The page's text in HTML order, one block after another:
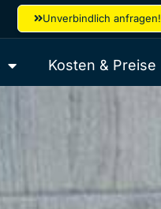
Unverbindlich anfragen!
Kosten & Preise